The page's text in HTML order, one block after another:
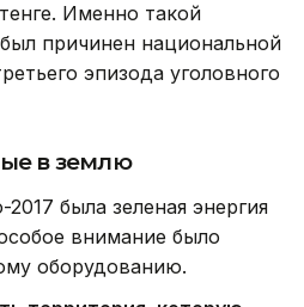
Именно такой
причинен национальной
эпизода уголовного
в землю
была зеленая энергия
внимание было
оборудованию.